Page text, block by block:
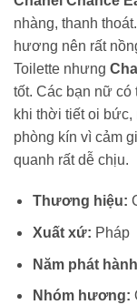
nhàng, thanh
hương nên rất
Toilette nhưng
tốt. Các bạn nữ có
khi thời tiết oi bức,
phòng kín vì cảm
quanh rất dễ chịu.
Thương hiệu:
Xuất xứ: Pháp
Năm phát
Nhóm hương: